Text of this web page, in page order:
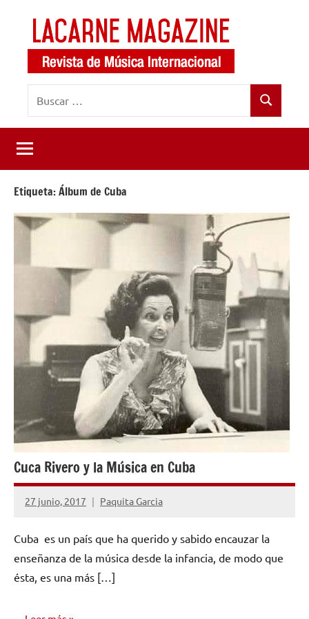
contenido
LaCarne
Magazine
de
música
internacional
Buscar
Etiqueta:Álbum de Cuba
Cuca Rivero y la Música en Cuba
27 junio, 2017 Paquita Garcia
No
comentarios
Cuba es un país que ha querido y sabido encauzar la
enseñanza de la música desde la infancia, de modo que
ésta, es una más […]